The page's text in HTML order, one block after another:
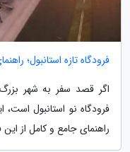
فرودگاه تازه استانبول؛
اگر قصد سفر به شهر
فرودگاه نو استانبول است،
راهنمای جامع و کامل از این